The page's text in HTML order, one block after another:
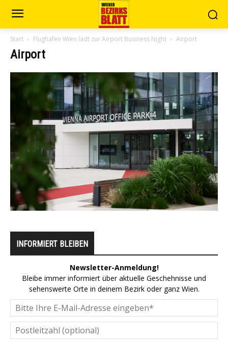
Start Flughafen Wien lädt zur Airport Business Night Airport
Airport
INFORMIERT BLEIBEN
Newsletter-Anmeldung!
Bleibe immer informiert über aktuelle Geschehnisse und
sehenswerte Orte in deinem Bezirk oder ganz Wien.